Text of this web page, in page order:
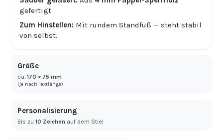
gefertigt.
Zum Hinstellen:Mit rundem Standfuß — steht stabil
von selbst.
Größe
ca. 170 × 75 mm
(je nach Textlänge)
Personalisierung
Bis zu 10 Zeichen auf dem Stiel